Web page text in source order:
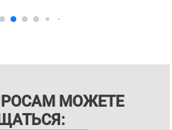
МОЖЕТЕ